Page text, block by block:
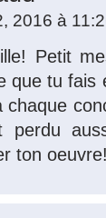
2016 à
Petit
que tu fais
chaque
perdu
ton